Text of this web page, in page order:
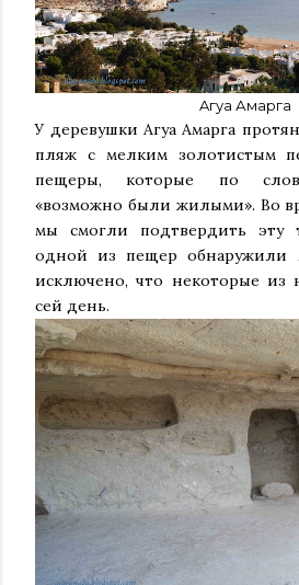
Aгуа Амарга
У деревушки Агуа Амарга
пляж с мелким золотистым
пещеры, которые по
«возможно были жилыми». Во
мы смогли подтвердить эту
одной из пещер обнаружили
исключено, что некоторые из
сей день.